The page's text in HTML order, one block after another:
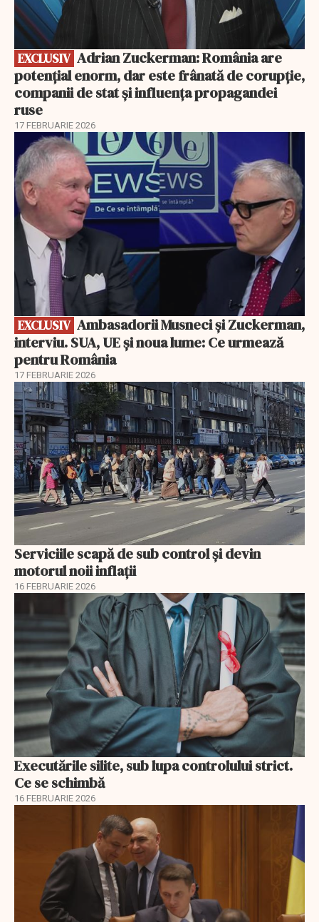
EXCLUSIV
potențial enorm, dar este frânată de corupție,
companii de stat și influența propagandei
ruse
17 FEBRUARIE 2026
EXCLUSIV
EXCLUSIV
interviu. SUA, UE și noua lume: Ce urmează
pentru România
17 FEBRUARIE 2026
Serviciile scapă de sub control și devin
motorul noii inflații
16 FEBRUARIE 2026
Executările silite, sub lupa controlului strict.
Ce se schimbă
16 FEBRUARIE 2026